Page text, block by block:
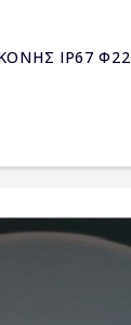
IP67 Φ22